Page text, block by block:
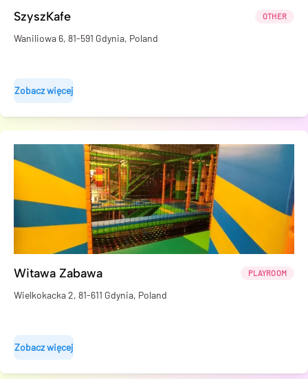
SzyszKafe OTHER
Waniliowa 6, 81-591 Gdynia, Poland
Zobacz więcej
Witawa Zabawa PLAYROOM
Wielkokacka 2, 81-611 Gdynia, Poland
Zobacz więcej